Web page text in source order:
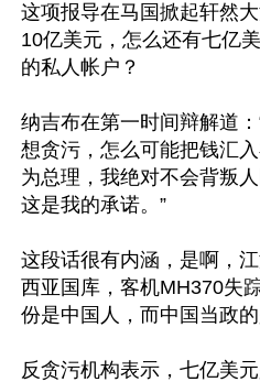
这项报导在马国掀起轩然
10亿美元，怎么还有七亿
的私人帐户？
纳吉布在第一时间辩解道
想贪污，怎么可能把钱汇
为总理，我绝对不会背叛
这是我的承诺。”
这段话很有内涵，是啊，
西亚国库，客机MH370失
份是中国人，而中国当政的
反贪污机构表示，七亿美